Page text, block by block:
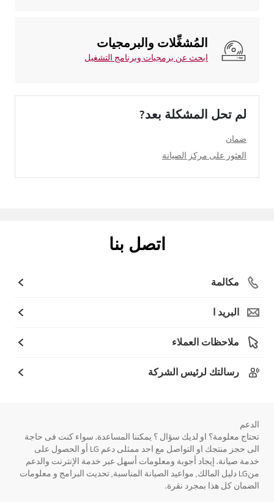
المُشغِّلات والبرمجيات
ابحث عن برمجيات وبرنامج التشغيل
لم تحل المشكلة بعد?
ضمان
العثور على مركز الصيانة
اتصل بنا
مكالمة
البريد ا
ملاحظات العملاء
رسالتك لرئيس الشركة
الدعم
تحتاج معلومة؟ او لديك سؤال ؟ يمكننا المساعدة. سواء كنت فى حاجة
الى حجز منتجك او التواصل مع احد ممثلى دعم LG أو الحصول على
خدمة صيانة. إيجاد أجوبة ومعلومات أسهل عبر خدمة الإنترنت والدعم
منLG دليل المالك, مواعيد الصيانة المناسبة, تحديث البرامج و معلومات
الضمان كل هذا بمجرد نقرة.